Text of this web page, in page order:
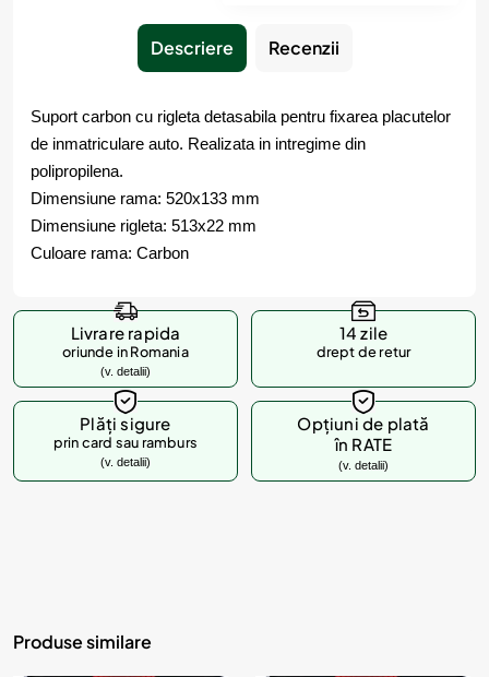
Descriere Recenzii
Suport carbon cu rigleta detasabila pentru fixarea placutelor
de inmatriculare auto. Realizata in intregime din
polipropilena.
Dimensiune rama: 520x133 mm
Dimensiune rigleta: 513x22 mm
Culoare rama: Carbon
Livrare rapida
oriunde in Romania
(v. detalii)
14 zile
drept de retur
Plăți sigure
prin card sau ramburs
(v. detalii)
Opțiuni de plată
în RATE
(v. detalii)
Produse similare